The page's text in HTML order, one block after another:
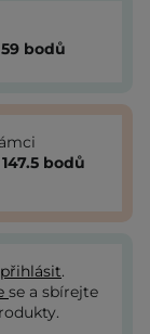
59 bodů
147.5 bodů
přihlásit.
se a sbírejte